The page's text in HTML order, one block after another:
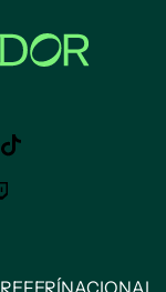
REFERÍNACIONAL